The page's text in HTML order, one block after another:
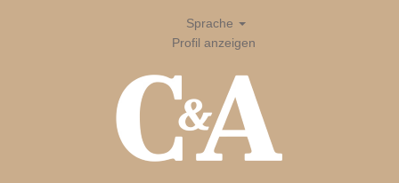
Sprache
Profil anzeigen